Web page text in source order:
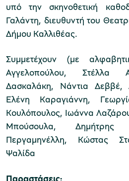
ομάδες
προγράμματα
εισιτήρια
εισιτηρίων
υπό την σκηνοθετική
Γαλάντη, διευθυντή του
Δήμου Καλλιθέας.
Συμμετέχουν (με
Αγγελοπούλου, Στέλλα
Δασκαλάκη, Νάντια Δεββέ,
Ελένη Καραγιάννη,
Κουλόπουλος, Ιωάννα
Μπούσουλα, Δημήτρης
Περγαμηνέλλη, Κώστας
Ψαλίδα